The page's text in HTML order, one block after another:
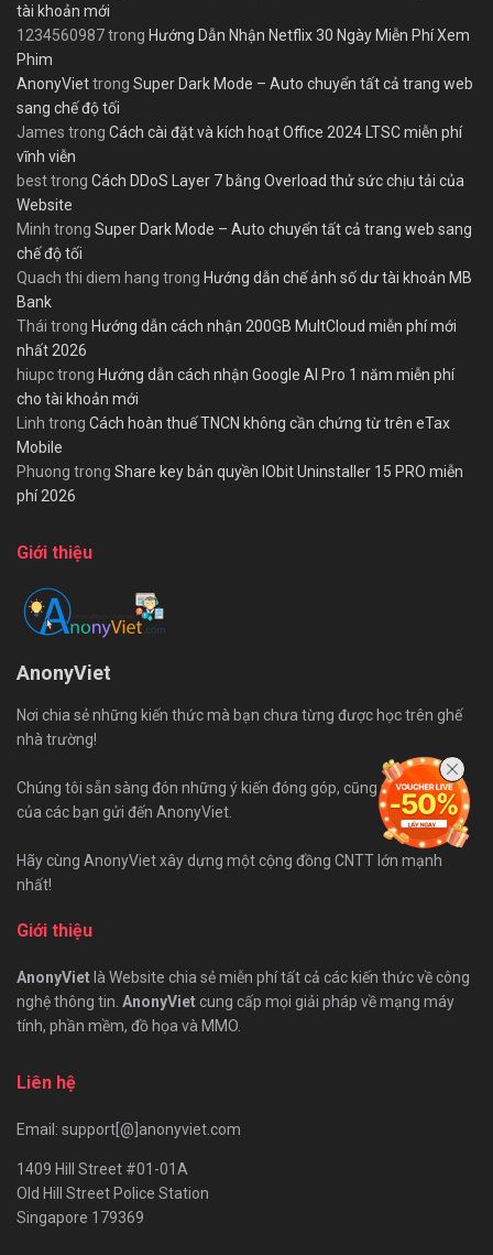
tài khoản mới
1234560987trong Hướng Dẫn Nhận Netflix 30 Ngày Miễn Phí Xem
Phim
AnonyViettrong Super Dark Mode – Auto chuyển tất cả trang web
sang chế độ tối
James trong Cách cài đặt và kích hoạt Office 2024 LTSC miễn phí
vĩnh viễn
besttrong Cách DDoS Layer 7 bằng Overload thử sức chịu tải của
Website
Minh trong Super Dark Mode – Auto chuyển tất cả trang web sang
chế độ tối
Quach thi diem hang trong Hướng dẫn chế ảnh số dư tài khoản MB
Bank
Thái trong Hướng dẫn cách nhận 200GB MultCloud miễn phí mới
nhất 2026
hiupctrong Hướng dẫn cách nhận Google AI Pro 1 năm miễn phí
cho tài khoản mới
Linh trong Cách hoàn thuế TNCN không cần chứng từ trên eTax
Mobile
Phuong trong Share key bản quyền IObit Uninstaller 15 PRO miễn
phí 2026
Giới thiệu
AnonyViet
Nơi chia sẻ những kiến thức mà bạn chưa từng được học trên ghế
nhà trường!
Chúng tôi sẵn sàng đón những ý kiến đóng góp, cũng như bài viết
của các bạn gửi đến AnonyViet.
Hãy cùng AnonyViet xây dựng một cộng đồng CNTT lớn mạnh
nhất!
Giới thiệu
AnonyVietlà Website chia sẻ miễn phí tất cả các kiến thức về công
nghệ thông tin. AnonyViet cung cấp mọi giải pháp về mạng máy
tính, phần mềm, đồ họa và MMO.
Liên hệ
Email: support[@]anonyviet.com
1409 Hill Street #01-01A
Old Hill Street Police Station
Singapore 179369